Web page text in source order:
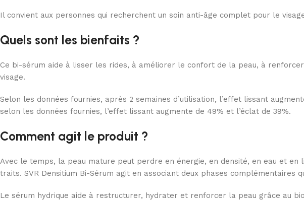
Il convient aux personnes qui recherchent un soin anti-âge complet pour le
Quels sont les bienfaits ?
Ce bi-sérum aide à lisser les rides, à améliorer le confort de la peau, à
visage.
Selon les données fournies, après 2 semaines d’utilisation, l’effet lissant
selon les données fournies, l’effet lissant augmente de 49% et l’éclat de 39%.
Comment agit le produit ?
Avec le temps, la peau mature peut perdre en énergie, en densité, en eau et
traits. SVR Densitium Bi-Sérum agit en associant deux phases
Le sérum hydrique aide à restructurer, hydrater et renforcer la peau grâce au